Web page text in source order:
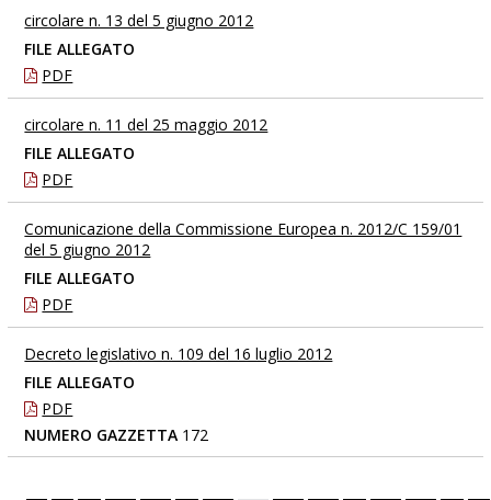
circolare n. 13 del 5 giugno 2012
FILE ALLEGATO
PDF
circolare n. 11 del 25 maggio 2012
FILE ALLEGATO
PDF
Comunicazione della Commissione Europea n. 2012/C 159/01
del 5 giugno 2012
FILE ALLEGATO
PDF
Decreto legislativo n. 109 del 16 luglio 2012
FILE ALLEGATO
PDF
NUMERO GAZZETTA 172